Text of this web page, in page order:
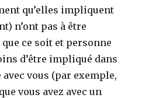
qu’elles impliquent
n’ont pas à être
ce soit et personne
d’être impliqué dans
vous (par exemple,
vous avez avec un